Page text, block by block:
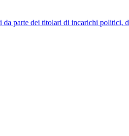
da parte dei titolari di incarichi politici,